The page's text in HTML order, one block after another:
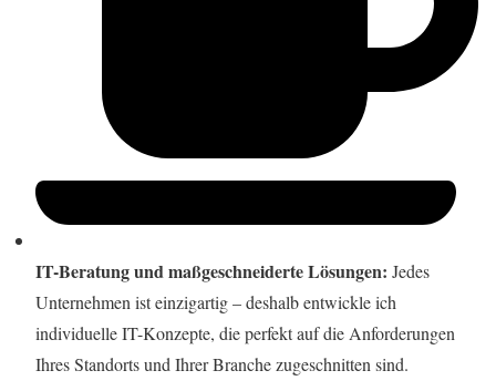
IT-Beratung und maßgeschneiderte Lösungen: Jedes
Unternehmen ist einzigartig – deshalb entwickle ich
individuelle IT-Konzepte, die perfekt auf die Anforderungen
Ihres Standorts und Ihrer Branche zugeschnitten sind.